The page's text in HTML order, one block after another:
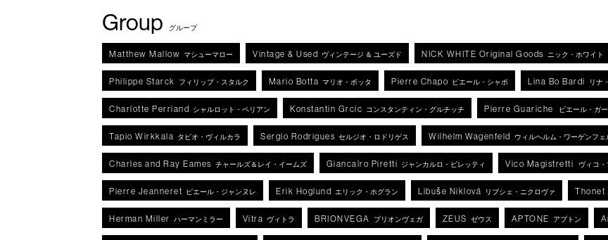
Group グループ
Matthew Mallow マシューマロー Vintage & Used ヴィンテージ ＆ ユーズド NICK WHITE Original Goods ニック・ホワイ
Philippe Starck フィリップ・スタルク Mario Botta マリオ・ボッタ Pierre Chapo ピエール・シャポ Lina Bo Bardi リナ
Charlotte Perriand シャルロット・ペリアン Konstantin Grcic コンスタンティン・グルチッチ Pierre Guariche ピエール・ガ
Tapio Wirkkala タピオ・ヴィルカラ Sergio Rodrigues セルジオ・ロドリゲス Wilhelm Wagenfeld ウィルヘルム・ワーゲンフェ
Charles and Ray Eames チャールズ＆レイ・イームズ Giancalro Piretti ジャンカルロ・ピレッティ Vico Magistretti ヴィコ
Pierre Jeanneret ピエール・ジャンヌレ Erik Hoglund エリック・ホグラン Libuše Niklová リブシェ・ニクロヴァ Thonet
Herman Miller ハーマンミラー Vitra ヴィトラ BRIONVEGA ブリオンヴェガ ZEUS ゼウス APTONE アプトン